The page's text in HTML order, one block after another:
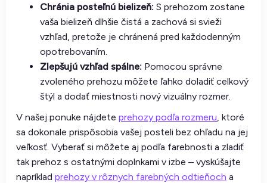
Chránia posteľnú bielizeň: S prehozom zostane
vaša bielizeň dlhšie čistá a zachová si svieži
vzhľad, pretože je chránená pred každodenným
opotrebovaním.
Zlepšujú vzhľad spálne: Pomocou správne
zvoleného prehozu môžete ľahko doladiť celkový
štýl a dodať miestnosti nový vizuálny rozmer.
V našej ponuke nájdete prehozy podľa rozmeru, ktoré
sa dokonale prispôsobia vašej posteli bez ohľadu na jej
veľkosť. Vyberať si môžete aj podľa farebnosti a zladiť
tak prehoz s ostatnými doplnkami v izbe – vyskúšajte
napríklad prehozy v rôznych farebných odtieňoch a